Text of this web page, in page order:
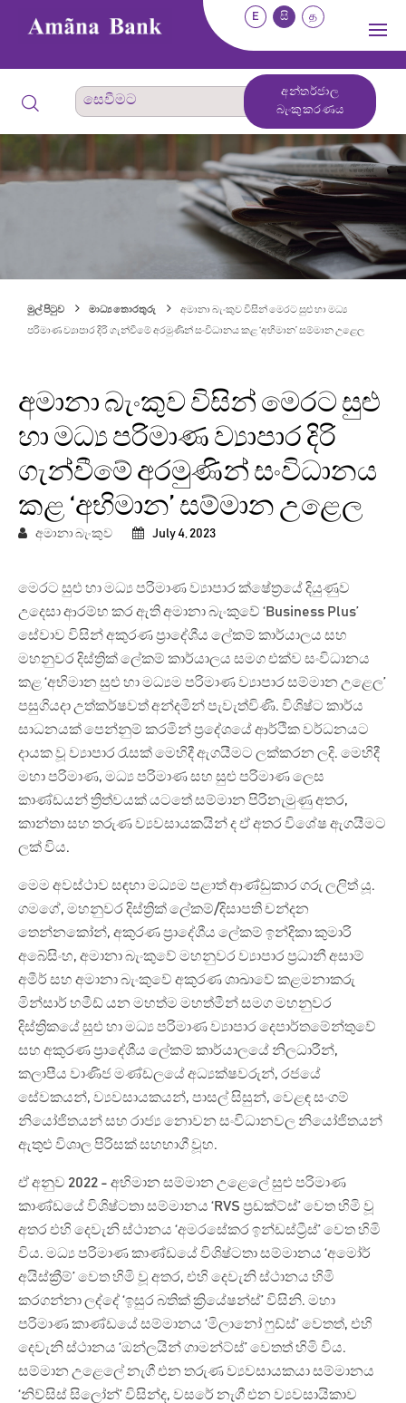
E සි த
අන්තර්ජාල
බැංකුකරණය
මුල් පිටුව මාධ්‍ය තොරතුරු අමානා බැංකුව විසින් මෙරට සුළු හා මධ්‍ය
පරිමාණ ව්‍යාපාර දිරි ගැන්වීමේ අරමුණින් සංවිධානය කළ ‘අභිමාන’ සම්මාන උළෙල
අමානා බැංකුව විසින් මෙරට සුළු
හා මධ්‍ය පරිමාණ ව්‍යාපාර දිරි
ගැන්වීමේ අරමුණින් සංවිධානය
කළ ‘අභිමාන’ සම්මාන උළෙල
අමානා බැංකුව July 4, 2023
මෙරට සුළු හා මධ්‍ය පරිමාණ ව්‍යාපාර ක්ෂේත්‍රයේ දියුණුව
උදෙසා ආරම්භ කර ඇති අමානා බැංකුවේ ‘Business Plus’
සේවාව විසින් අකුරණ ප්‍රාදේශීය ලේකම් කාර්යාලය සහ
මහනුවර දිස්ත්‍රික් ලේකම් කාර්යාලය සමග එක්ව සංවිධානය
කළ ‘අභිමාන සුළු හා මධ්‍යම පරිමාණ ව්‍යාපාර සම්මාන උළෙල’
පසුගියදා උත්කර්ෂවත් අන්දමින් පැවැත්විණි. විශිෂ්ට කාර්ය
සාධනයක් පෙන්නුම් කරමින් ප්‍රදේශයේ ආර්ථික වර්ධනයට
දායක වූ ව්‍යාපාර රැසක් මෙහිදී ඇගයීමට ලක්කරන ලදි. මෙහිදී
මහා පරිමාණ, මධ්‍ය පරිමාණ සහ සුළු පරිමාණ ලෙස
කාණ්ඩයන් ත්‍රිත්වයක් යටතේ සම්මාන පිරිනැමුණු අතර,
කාන්තා සහ තරුණ ව්‍යවසායකයින් ද ඒ අතර විශේෂ ඇගයීමට
ලක් විය.
මෙම අවස්ථාව සඳහා මධ්‍යම පළාත් ආණ්ඩුකාර ගරු ලලිත් යූ.
ගමගේ, මහනුවර දිස්ත්‍රික් ලේකම්/දිසාපති චන්දන
තෙන්නකෝන්, අකුරණ ප්‍රාදේශීය ලේකම් ඉන්දිකා කුමාරි
අබේසිංහ, අමානා බැංකුවේ මහනුවර ව්‍යාපාර ප්‍රධානී අසාම්
අමීර් සහ අමානා බැංකුවේ අකුරණ ශාඛාවේ කළමනාකරු
මින්සාර් හමීඩ් යන මහත්ම මහත්මීන් සමග මහනුවර
දිස්ත්‍රිකයේ සුළු හා මධ්‍ය පරිමාණ ව්‍යාපාර දෙපාර්තමේන්තුවේ
සහ අකුරණ ප්‍රාදේශීය ලේකම් කාර්යාලයේ නිලධාරීන්,
කලාපීය වාණිජ මණ්ඩලයේ අධ්‍යක්ෂවරුන්, රජයේ
සේවකයන්, ව්‍යවසායකයන්, පාසල් සිසුන්, වෙළඳ සංගම්
නියෝජිතයන් සහ රාජ්‍ය නොවන සංවිධානවල නියෝජිතයන්
ඇතුළු විශාල පිරිසක් සහභාගී වූහ.
ඒ අනුව 2022 - අභිමාන සම්මාන උළෙලේ සුළු පරිමාණ
කාණ්ඩයේ විශිෂ්ටතා සම්මානය ‘RVS ප්‍රඩක්ට්ස්’ වෙත හිමි වූ
අතර එහි දෙවැනි ස්ථානය ‘අමරසේකර ඉන්ඩස්ට්‍රීස්’ වෙත හිමි
විය. මධ්‍ය පරිමාණ කාණ්ඩයේ විශිෂ්ටතා සම්මානය ‘අමෝර්
අයිස්ක්‍රීම්’ වෙත හිමි වූ අතර, එහි දෙවැනි ස්ථානය හිමි
කරගන්නා ලද්දේ ‘ඉසුර බතික් ක්‍රියේෂන්ස්’ විසිනි. මහා
පරිමාණ කාණ්ඩයේ සම්මානය ‘මිලානෝ ෆුඩ්ස්’ වෙතත්, එහි
දෙවැනි ස්ථානය ‘ඔන්ලයින් ගාමන්ට්ස්’ වෙතත් හිමි විය.
සම්මාන උළෙලේ නැගී එන තරුණ ව්‍යවසායකයා සම්මානය
‘නිව්සිස් සිලෝන්’ විසින්ද, වසරේ නැගී එන ව්‍යවසායිකාව